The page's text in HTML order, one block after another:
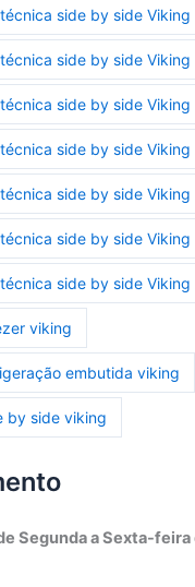
side by side Viking
side by side Viking
side by side
side by side Viking
side by side
side by side Viking
side by side Viking
viking
embutida viking
by side viking
Segunda a Sexta-